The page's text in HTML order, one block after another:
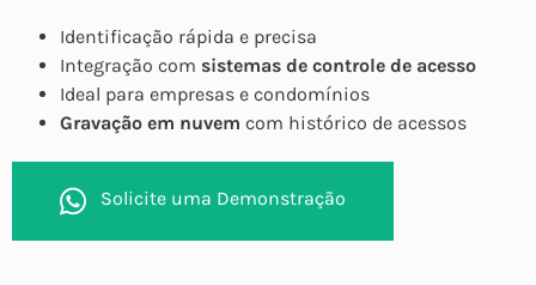
Identificação rápida e precisa
Integração com sistemas de controle de acesso
Ideal para empresas e condomínios
Gravação em nuvem com histórico de acessos
Solicite uma Demonstração